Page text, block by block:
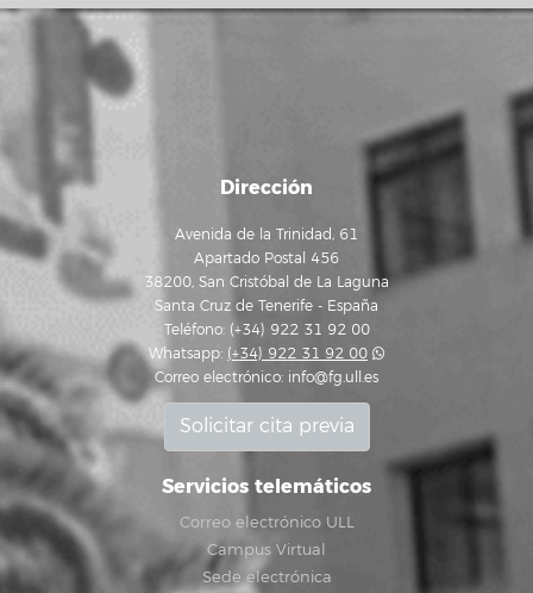
Dirección
Avenida de la Trinidad, 61
Apartado Postal 456
38200, San Cristóbal de La Laguna
Santa Cruz de Tenerife - España
Teléfono: (+34) 922 31 92 00
Whatsapp: (+34) 922 31 92 00
Correo electrónico: info@fg.ull.es
Solicitar cita previa
Servicios telemáticos
Correo electrónico ULL
Campus Virtual
Sede electrónica